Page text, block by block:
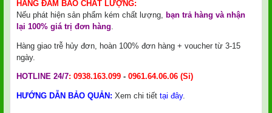
HÀNG ĐẢM BẢO CHẤT LƯỢNG:
Nếu phát hiện sản phẩm kém chất lượng,
bạn trả hàng và nhận
lại 100% giá trị đơn hàng
Hàng giao trễ hủy đơn, hoàn 100% đơn hàng + voucher từ 3-15
ngày.
HOTLINE 24/7: 0938.163.099 - 0961.64.06.06 (Sỉ)
HƯỚNG DẪN BẢO QUẢN: Xem chi tiết tại đây.